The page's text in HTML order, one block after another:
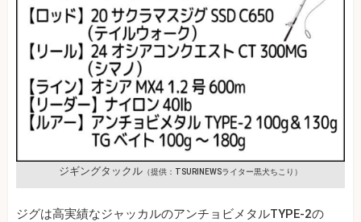
ジギングタックル （提供：TSURINEWSライター黒犬ちこり）
ジグは高実績なジャッカルのアンチョビメタルTYPE-2の